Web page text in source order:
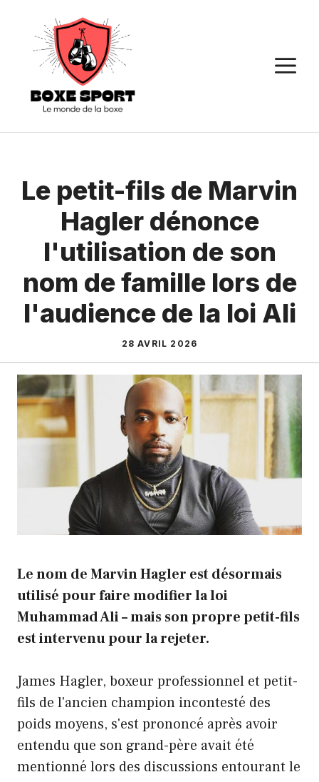
contenu
Le petit-fils de Marvin
Hagler dénonce
l'utilisation de son
nom de famille lors de
l'audience de la loi Ali
28 AVRIL 2026
Le nom de Marvin Hagler est désormais
utilisé pour faire modifier la loi
Muhammad Ali – mais son propre petit-fils
est intervenu pour la rejeter.
James Hagler, boxeur professionnel et petit-
fils de l'ancien champion incontesté des
poids moyens, s'est prononcé après avoir
entendu que son grand-père avait été
mentionné lors des discussions entourant le